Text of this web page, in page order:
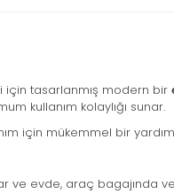
için tasarlanmış modern bir
kullanım kolaylığı sunar.
için mükemmel bir
ve evde, araç bagajında